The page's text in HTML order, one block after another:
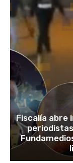
Fiscalía abre